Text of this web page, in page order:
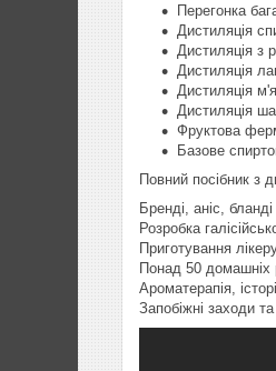
Перегонка
Дистиляція
Дистиляція з
Дистиляція
Дистиляція
Дистиляція
Фруктова
Базове
Повний посібник з
​Бренді, аніс,
Розробка
Приготування
Понад 50 домашніх
Ароматерапія,
Запобіжні заходи